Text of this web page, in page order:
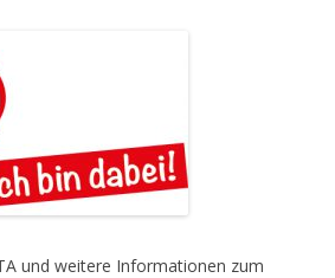
und weitere Informationen zum